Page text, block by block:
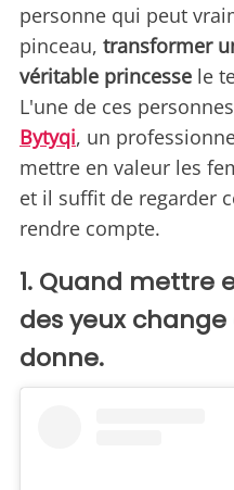
personne qui peut
pinceau, transformer
véritable princesse le
L'une de ces
Bytyqi, un
mettre en valeur les
et il suffit de regarder
rendre compte.
1. Quand mettre
des yeux
donne.